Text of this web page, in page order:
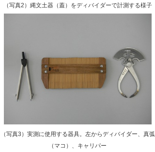
（写真2）縄文土器（蓋）をディバイダーで計測する様子
（写真3）実測に使用する器具。左からディバイダー、真弧
（マコ）、キャリパー